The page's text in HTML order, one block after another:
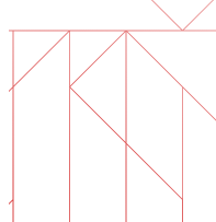
Od nápadu po
Technická due diligence
Posouzení kvality a
Podpora software
Průběžná údržba nebo
Podle velikosti firmy